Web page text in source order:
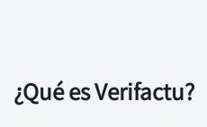
¿Qué es Verifactu?